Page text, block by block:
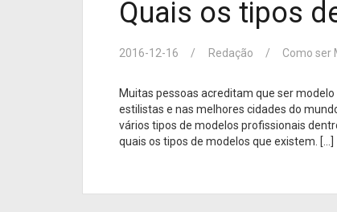
Quais os tipos
2016-12-16 Redação Como ser
Muitas pessoas acreditam que ser
estilistas e nas melhores cidades do
vários tipos de modelos profissionais
quais os tipos de modelos que existem. […]